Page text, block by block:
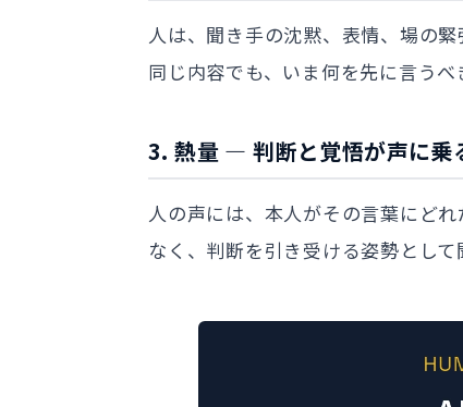
人は、聞き手の沈黙、表情、場の
同じ内容でも、いま何を先に言うべ
3. 熱量 — 判断と覚悟が声に乗
人の声には、本人がその言葉にど
なく、判断を引き受ける姿勢として